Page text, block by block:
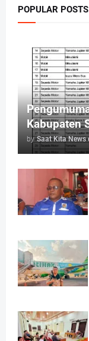
POPULAR POSTS
Kabupaten
by Saat Kita News